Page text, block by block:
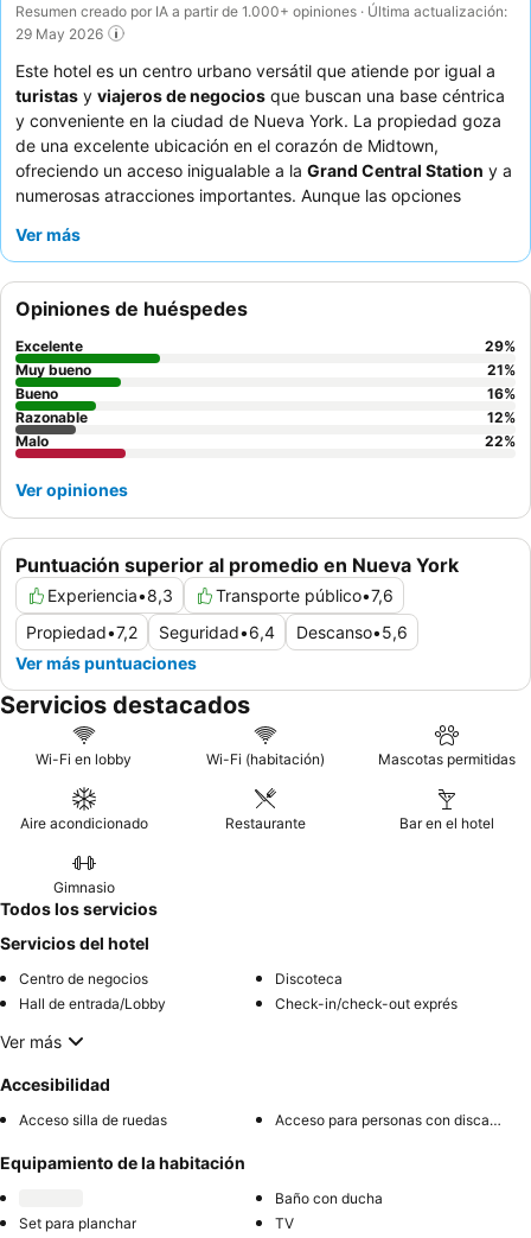
Resumen creado por IA a partir de 1.000+ opiniones · Última actualización:
29 May 2026
Este hotel es un centro urbano versátil que atiende por igual a
turistas y viajeros de negocios que buscan una base céntrica
y conveniente en la ciudad de Nueva York. La propiedad goza
de una excelente ubicación en el corazón de Midtown,
ofreciendo un acceso inigualable a la Grand Central Station y a
numerosas atracciones importantes. Aunque las opciones
indioen el lugar ofrece una experiencia gastronómica única.
recepción
por su trato amable y eficiencia. Para una estancia
cómoda, considere lashabitaciones sorprendentemente
grandes
almohadas suaves.
Ver más
Puntuación superior al promedio en Nueva York
Experiencia•8,3 Transporte público•7,6
Propiedad•7,2 Seguridad•6,4 Descanso•5,6
Ver más puntuaciones
Opiniones de huéspedes
Excelente 29%
Muy bueno
21%
Bueno
16%
Razonable
12%
Malo
22%
Ver opiniones
Servicios destacados
Wi-Fi en lobby Wi-Fi (habitación) Mascotas permitidas
Aire acondicionado Restaurante Bar en el hotel
Gimnasio
Todos los servicios
Servicios del hotel
Centro de negocios
Discoteca
Hall de entrada/Lobby
Check-in/check-out exprés
Ver más
Accesibilidad
Acceso silla de ruedas Acceso para personas con discapacidad
Equipamiento de la habitación
Baño con ducha
Set para planchar
TV